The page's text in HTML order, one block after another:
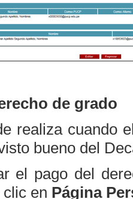
de grado
realiza cuando
bueno del
el pago del
en Página